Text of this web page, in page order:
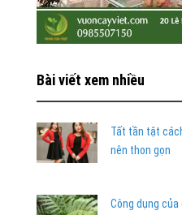
Bài viết xem nhiều
Tất tần tật
nên thon gọn
Công dụng